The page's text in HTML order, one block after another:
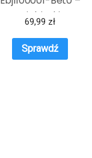
Niebieski
69,99 zł
Sprawdź